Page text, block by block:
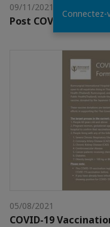
09/11/2021
Post COVID Check
05/08/2021
COVID-19
Connectez-